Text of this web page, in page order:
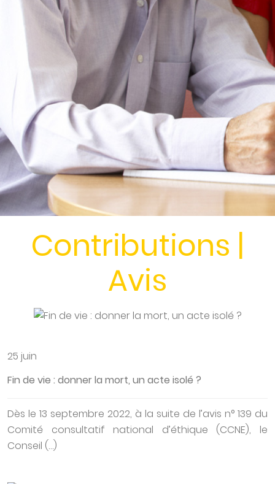
Contributions |
Avis
25 juin
Fin de vie : donner la mort, un acte isolé ?
Dès le 13 septembre 2022, à la suite de l’avis n° 139 du
Comité consultatif national d’éthique (CCNE), le
Conseil (…)